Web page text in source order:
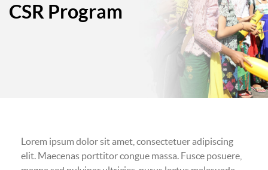
CSR Program
Lorem ipsum dolor sit amet, consectetuer adipiscing
elit. Maecenas porttitor congue massa. Fusce posuere,